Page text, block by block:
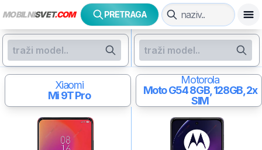
MOBILNISVET.COM PRETRAGA
Xiaomi
Mi 9T Pro
Motorola
Moto G548GB, 128GB, 2x
SIM